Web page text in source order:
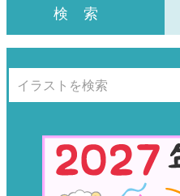
検 索
検索